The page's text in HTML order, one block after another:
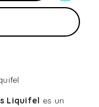
Liquifel es un